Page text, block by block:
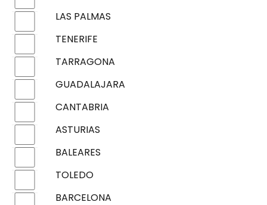
LAS PALMAS
TENERIFE
TARRAGONA
GUADALAJARA
CANTABRIA
ASTURIAS
BALEARES
TOLEDO
BARCELONA